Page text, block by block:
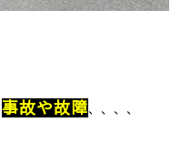
事故や故障、、、、